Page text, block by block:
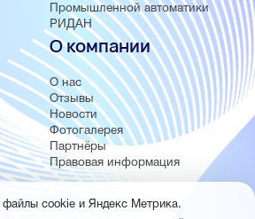
Промышленной автоматики
РИДАН
О компании
О нас
Отзывы
Новости
Фотогалерея
Партнёры
Правовая информация
файлы cookie и Яндекс Метрика.